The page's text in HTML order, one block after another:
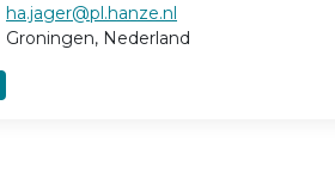
ha.jager@pl.hanze.nl
Groningen, Nederland